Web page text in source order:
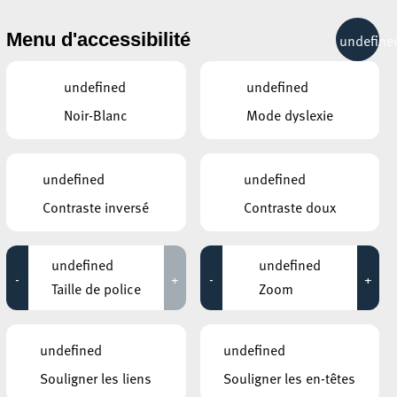
RÉCRÉATION MOBILITÉ
ÉVÉNEMENTS CONTINUS
12 NOVEMBRE 2020
Eric Mangen – MONUMENTA X
Jusqu'au 14 novembre
Fackelwanderung – Marche aux
flambeaux – Torch Hike
Jusqu'au 14 novembre
26°C
Menu d'accessibilité
undefined
Noir-Blanc
undefined
Mode dyslexie
undefined
Contraste inversé
undefined
Contraste doux
-
undefined
Taille de police
+ -
undefined
Zoom
+
undefined
Souligner les liens
undefined
Souligner les en-têtes